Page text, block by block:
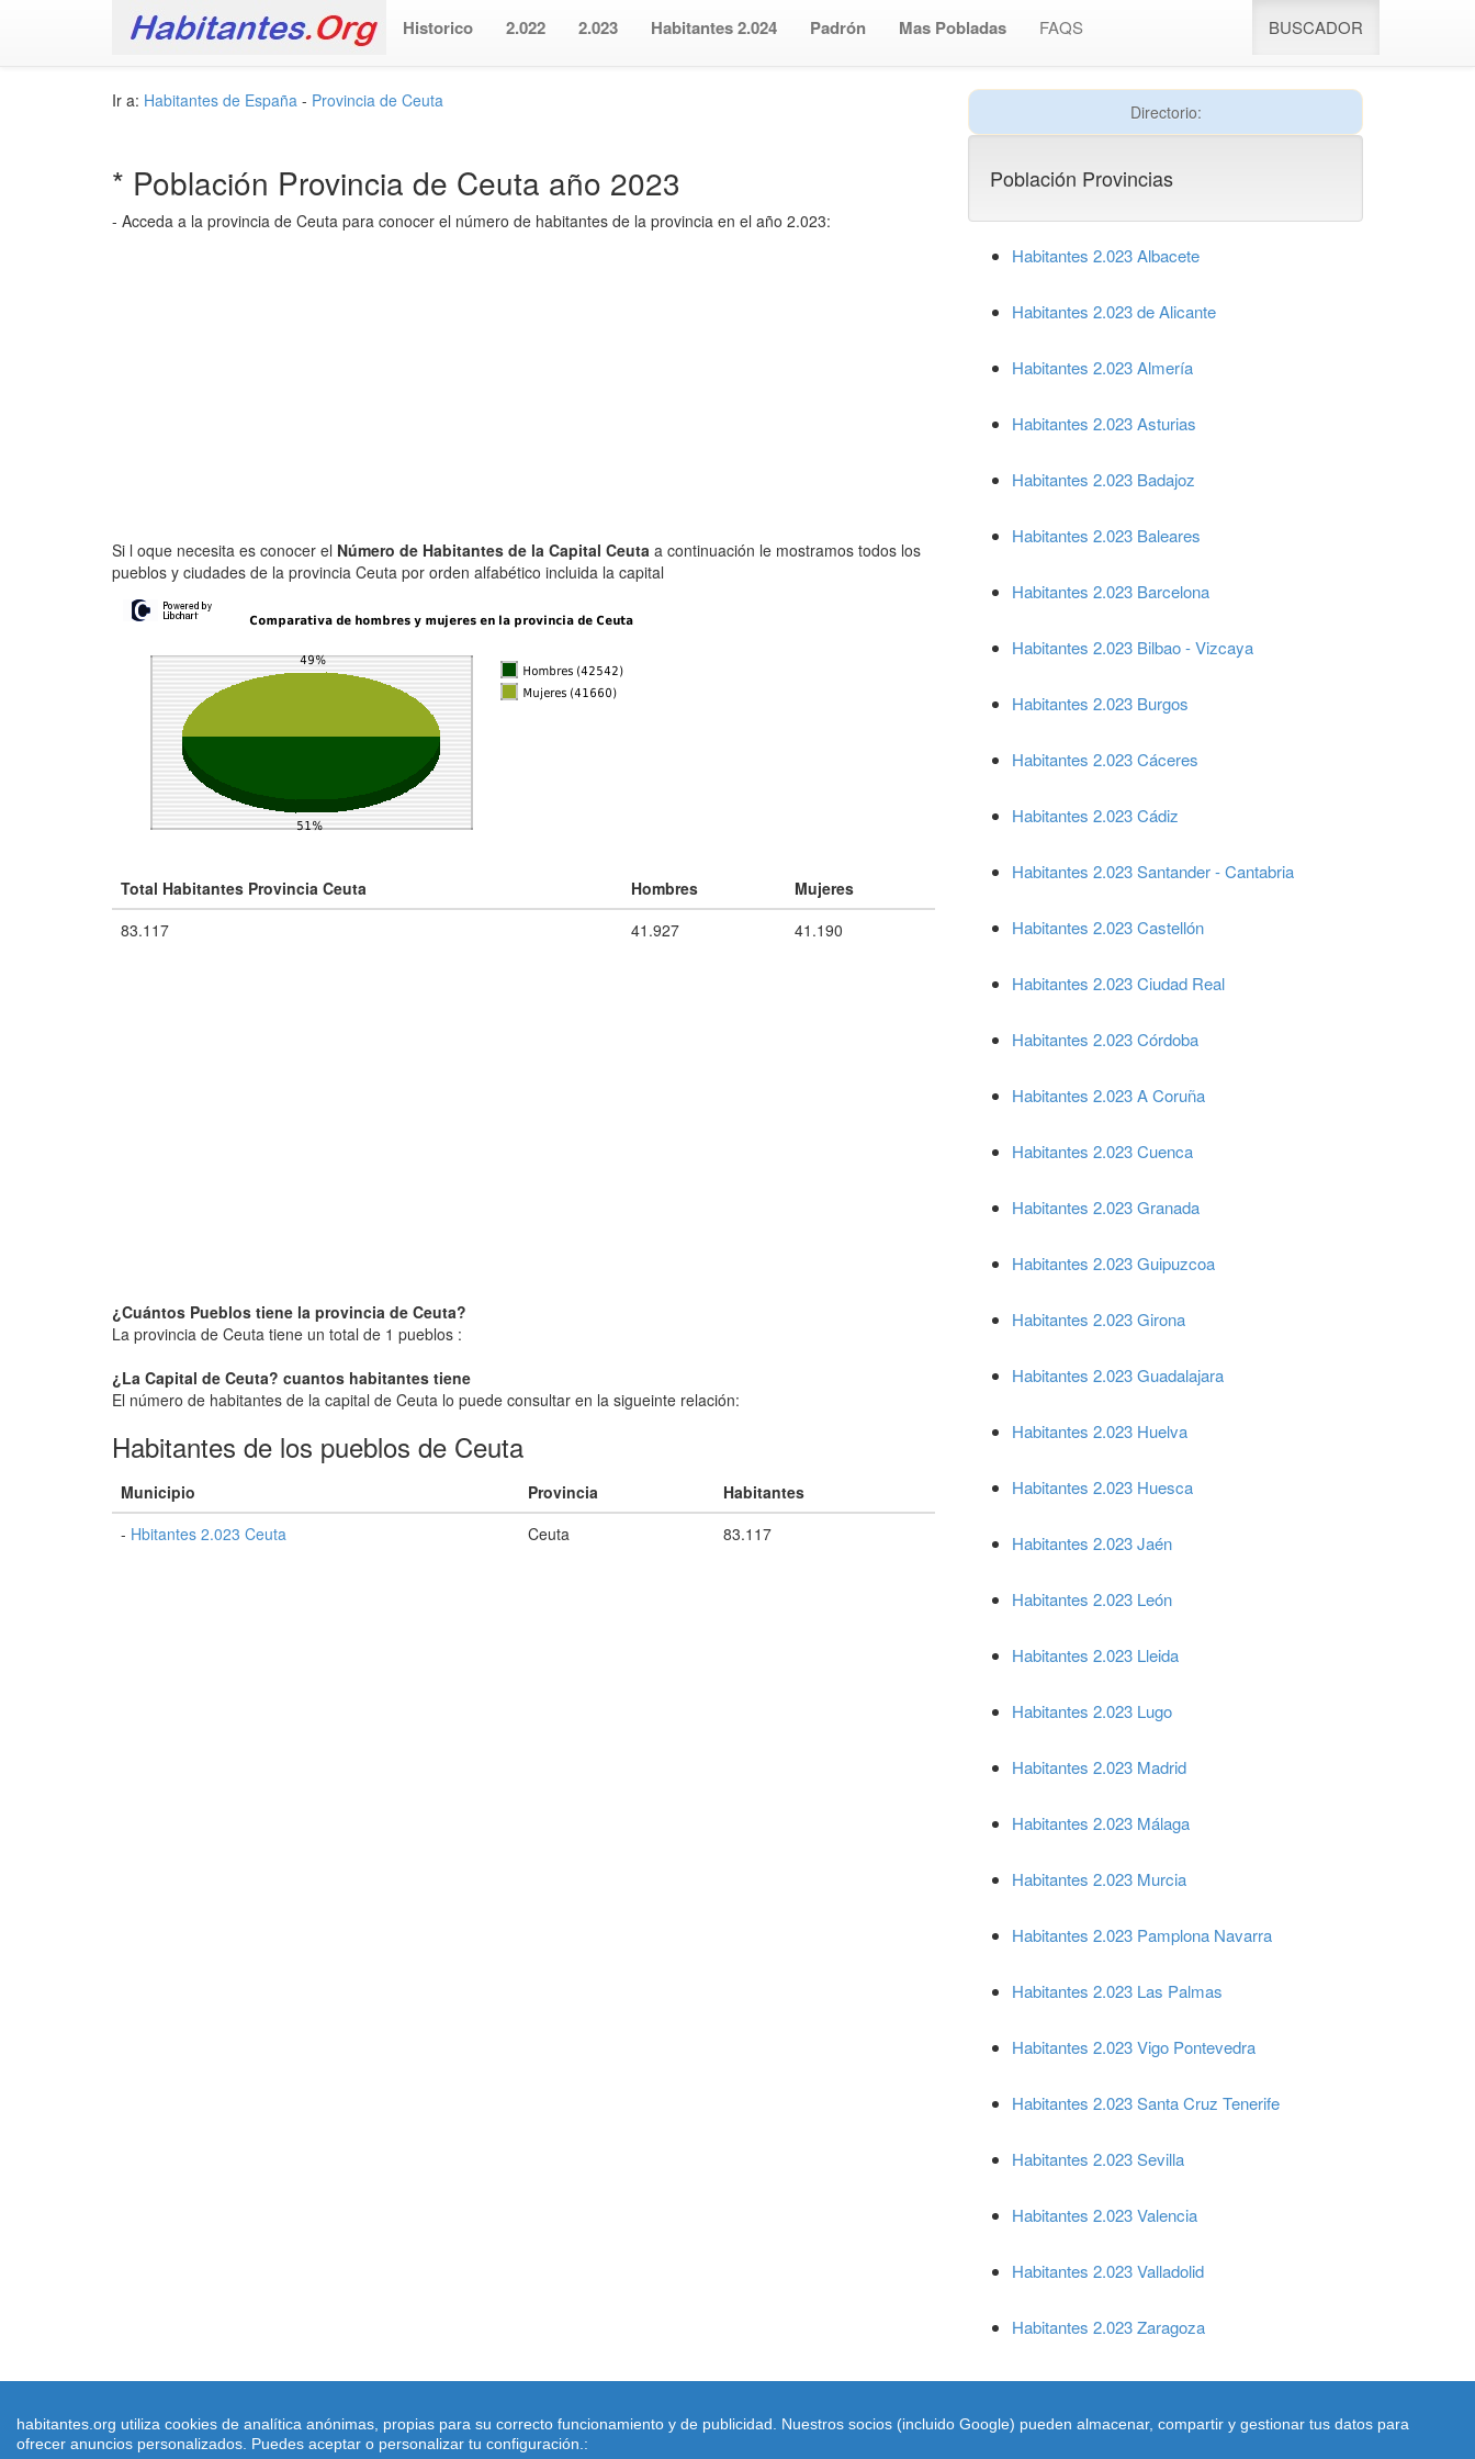
Historico 2.022 2.023 Habitantes 2.024 Padrón Mas Pobladas FAQS BUSCADOR
Ir a: Habitantes de España - Provincia de Ceuta
* Población Provincia de Ceuta año 2023
- Acceda a la provincia de Ceuta para conocer el número de habitantes de la provincia en el año 2.023:
Si l oque necesita es conocer el Número de Habitantes de la Capital Ceuta a continuación le mostramos todos los
pueblos y ciudades de la provincia Ceuta por orden alfabético incluida la capital
Total Habitantes Provincia Ceuta Hombres
Mujeres
83.117
41.927 41.190
¿Cuántos Pueblos tiene la provincia de Ceuta?
La provincia de Ceuta tiene un total de 1 pueblos :
¿La Capital de Ceuta? cuantos habitantes tiene
El número de habitantes de la capital de Ceuta lo puede consultar en la sigueinte relación:
Habitantes de los pueblos de Ceuta
Municipio Provincia
Habitantes
- Hbitantes 2.023 Ceuta Ceuta 83.117
Directorio:
Población Provincias
Habitantes 2.023 Albacete
Habitantes 2.023 de Alicante
Habitantes 2.023 Almería
Habitantes 2.023 Asturias
Habitantes 2.023 Badajoz
Habitantes 2.023 Baleares
Habitantes 2.023 Barcelona
Habitantes 2.023 Bilbao - Vizcaya
Habitantes 2.023 Burgos
Habitantes 2.023 Cáceres
Habitantes 2.023 Cádiz
Habitantes 2.023 Santander - Cantabria
Habitantes 2.023 Castellón
Habitantes 2.023 Ciudad Real
Habitantes 2.023 Córdoba
Habitantes 2.023 A Coruña
Habitantes 2.023 Cuenca
Habitantes 2.023 Granada
Habitantes 2.023 Guipuzcoa
Habitantes 2.023 Girona
Habitantes 2.023 Guadalajara
Habitantes 2.023 Huelva
Habitantes 2.023 Huesca
Habitantes 2.023 Jaén
Habitantes 2.023 León
Habitantes 2.023 Lleida
Habitantes 2.023 Lugo
Habitantes 2.023 Madrid
Habitantes 2.023 Málaga
Habitantes 2.023 Murcia
Habitantes 2.023 Pamplona Navarra
Habitantes 2.023 Las Palmas
Habitantes 2.023 Vigo Pontevedra
Habitantes 2.023 Santa Cruz Tenerife
Habitantes 2.023 Sevilla
Habitantes 2.023 Valencia
Habitantes 2.023 Valladolid
Habitantes 2.023 Zaragoza
© 2026 habitantes.org. Censo de Poblacion con el padron y estadistica del número de habitantes de España y todas sus ciudades y municipios
habitantes.org utiliza cookies de analítica anónimas, propias para su correcto funcionamiento y de publicidad. Nuestros socios (incluido Google) pueden almacenar, compartir y gestionar tus datos para
ofrecer anuncios personalizados. Puedes aceptar o personalizar tu configuración.: